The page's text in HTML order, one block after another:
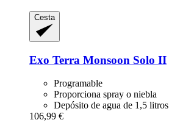
Cesta
Exo Terra Monsoon Solo II
Programable
Proporciona spray o niebla
Depósito de agua de 1,5 litros
106,99 €